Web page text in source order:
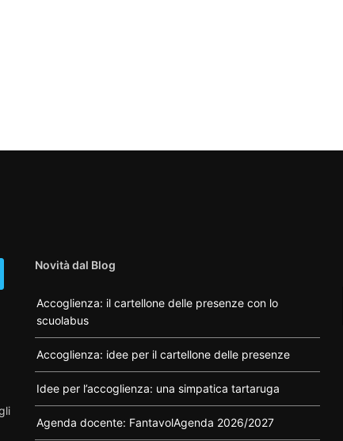
Novità dal Blog
Accoglienza: il cartellone delle presenze con lo
scuolabus
Accoglienza: idee per il cartellone delle presenze
Idee per l’accoglienza: una simpatica tartaruga
Agenda docente: FantavolAgenda 2026/2027